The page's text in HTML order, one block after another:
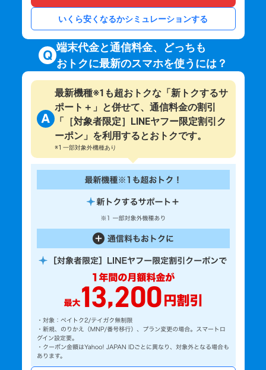
いくら安くなるかシミュレーションする
端末代金と通信料金、どっちも
おトクに最新のスマホを使うには？
最新機種※1も超おトクな「新トクするサ
ポート＋」と併せて、通信料金の割引
「［対象者限定］LINEヤフー限定割引ク
ーポン」を利用するとおトクです。
※1 一部対象外機種あり